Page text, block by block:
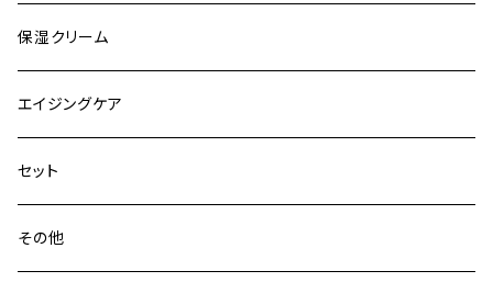
保湿クリーム
エイジングケア
セット
その他